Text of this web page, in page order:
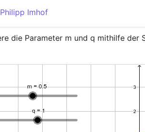
Philipp Imhof